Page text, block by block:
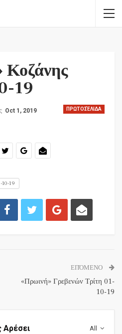
19
ΠΡΩΤΟΣΈΛΙΔΑ
Oct 1, 2019
10-19
ΕΠΌΜΕΝΟ
«Πρωινή» Γρεβενών Τρίτη 01-
10-19
All
Αρέσει